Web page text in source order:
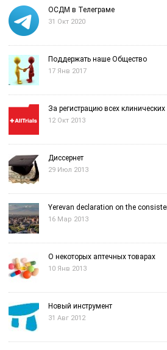
ОСДМ в Телеграме
31 Окт 2020
Поддержать наше Общество
17 Янв 2017
За регистрацию всех
12 Окт 2013
Диссернет
29 Июл 2013
Yerevan declaration on the
16 Мар 2013
О некоторых аптечных товарах
10 Янв 2013
Новый инструмент
31 Авг 2012